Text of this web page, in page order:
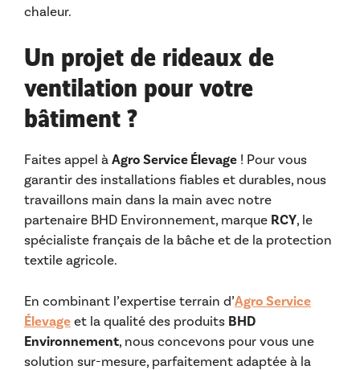
chaleur.
Un projet de rideaux de
ventilation pour votre
bâtiment ?
Faites appel à Agro Service Élevage ! Pour vous
garantir des installations fiables et durables, nous
travaillons main dans la main avec notre
partenaire BHD Environnement, marque RCY, le
spécialiste français de la bâche et de la protection
textile agricole.
En combinant l’expertise terrain d’Agro Service
Élevage et la qualité des produits BHD
Environnement, nous concevons pour vous une
solution sur-mesure, parfaitement adaptée à la